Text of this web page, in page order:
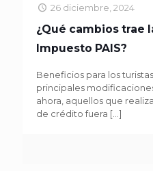
26 diciembre, 2024
¿Qué cambios trae
Impuesto PAIS?
Beneficios para los
principales
ahora, aquellos que
de crédito fuera […]